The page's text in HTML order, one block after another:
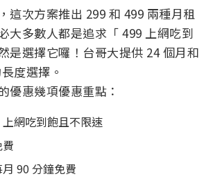
這次方案推出 299 和 499 兩種月租
大多數人都是追求「 499 上網吃到
是選擇它囉！台哥大提供 24 個月和
度選擇。
優惠幾項優惠重點：
上網吃到飽且不限速
90 分鐘免費